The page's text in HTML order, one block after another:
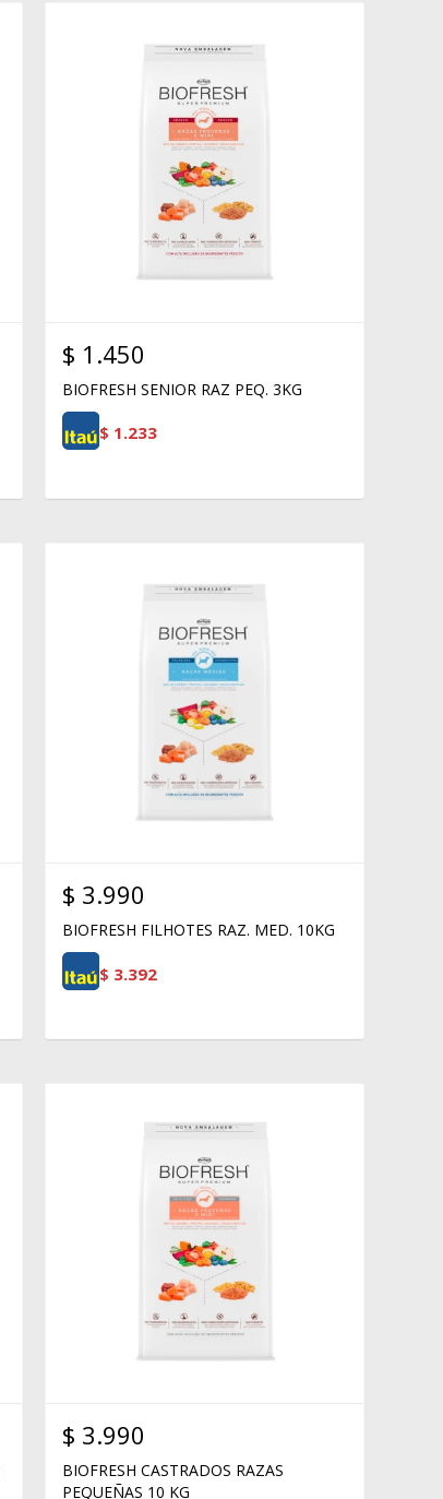
$ 1.450
BIOFRESH SENIOR RAZ PEQ. 3KG
$ 1.233
$ 3.990
BIOFRESH FILHOTES RAZ. MED. 10KG
$ 3.392
$ 3.990
BIOFRESH CASTRADOS RAZAS
PEQUEÑAS 10 KG